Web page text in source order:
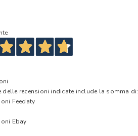
delle recensioni indicate include la somma di:
Feedaty
Ebay